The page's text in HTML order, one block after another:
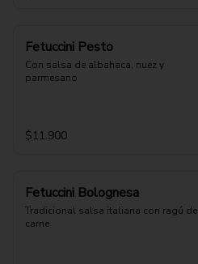
Fetuccini Pesto
Con salsa de albahaca, nuez y
parmesano
$11.900
Fetuccini Bolognesa
Tradicional salsa italiana con ragú de
carne